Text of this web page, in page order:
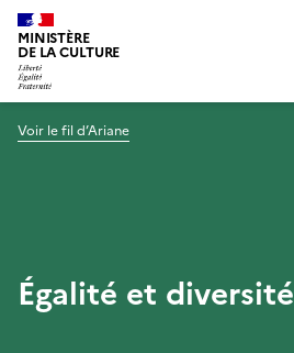
MINISTÈRE
DE LA CULTURE
Voir le fil d’Ariane
Égalité et diversité